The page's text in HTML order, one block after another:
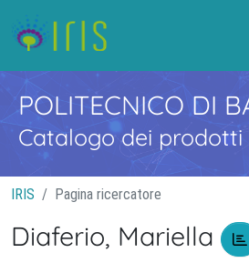
POLITECNICO DI
Catalogo dei prodotti
IRIS Pagina ricercatore
Diaferio, Mariella